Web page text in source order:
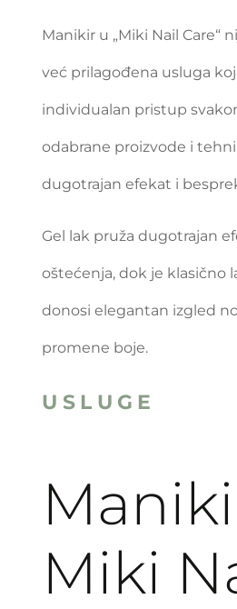
Manikir u „Miki Nail Care“
već prilagođena usluga
individualan pristup
odabrane proizvode i
dugotrajan efekat i
Gel lak pruža dugotrajan
oštećenja, dok je klasično
donosi elegantan izgled
promene boje.
USLUGE
Miki